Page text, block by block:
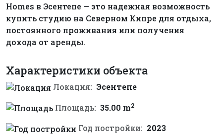
Homes в Эсентепе — это надежная возможность
купить студию на Северном Кипре для отдыха,
постоянного проживания или получения
дохода от аренды.
Характеристики объекта
Локация: Эсентепе
Площадь: 35.00 m2
Год постройки: 2023